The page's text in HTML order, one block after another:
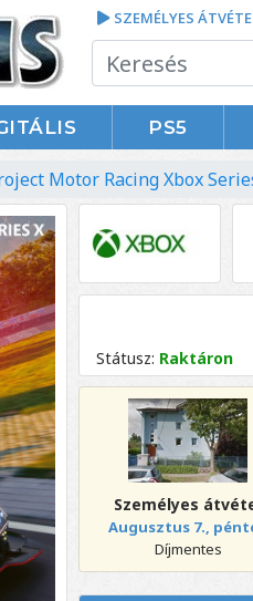
SZEMÉLYES
PS5
Motor Racing Xbox
Státusz: Raktáron
Személyes
Augusztus 7.,
Díjmentes